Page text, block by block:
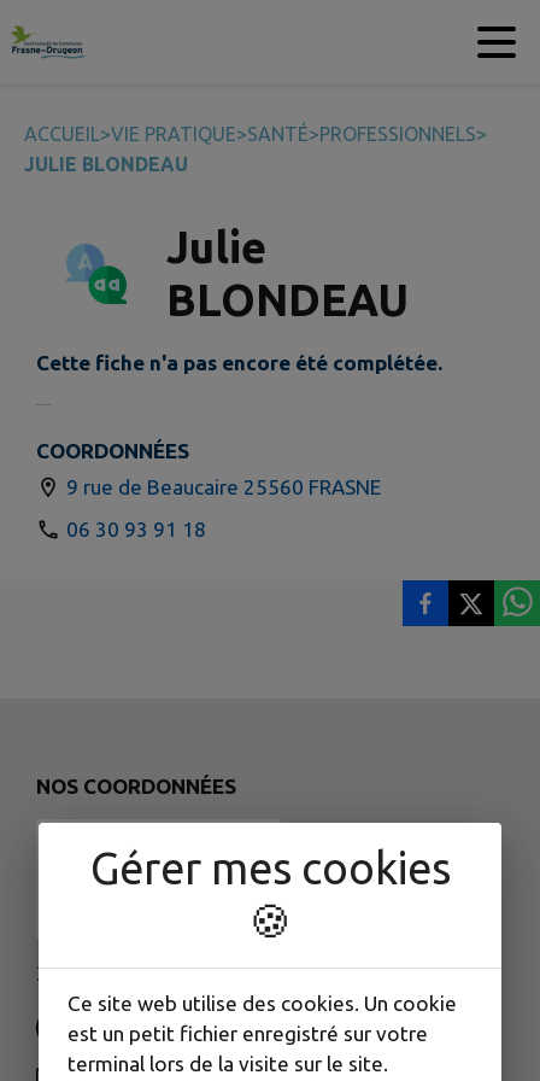
Contenu
ACCUEIL>VIE PRATIQUE>SANTÉ>PROFESSIONNELS>
JULIE BLONDEAU
Julie
BLONDEAU
Cette fiche n'a pas encore été complétée.
COORDONNÉES
9 rue de Beaucaire 25560 FRASNE
06 30 93 91 18
NOS COORDONNÉES
3 rue de la Gare - 25560 FRASNE
NOUS CONTACTER
Gérer mes cookies
🍪
Ce site web utilise des cookies. Un cookie
est un petit fichier enregistré sur votre
terminal lors de la visite sur le site.